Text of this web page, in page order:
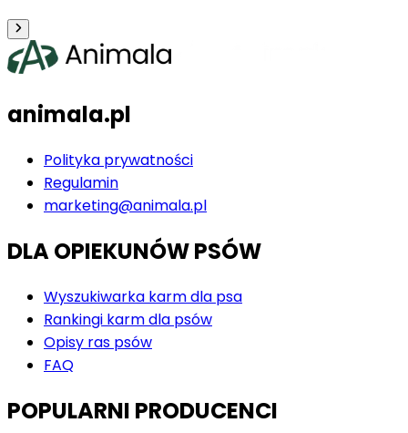
animala.pl
Polityka prywatności
Regulamin
marketing@animala.pl
DLA OPIEKUNÓW PSÓW
Wyszukiwarka karm dla psa
Rankingi karm dla psów
Opisy ras psów
FAQ
POPULARNI PRODUCENCI